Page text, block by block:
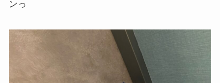
ンっ